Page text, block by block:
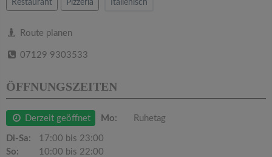
Restaurant Pizzeria Italienisch
Route planen
07129 9303533
ÖFFNUNGSZEITEN
Derzeit geöffnet Mo: Ruhetag
Di-Sa:
17:00 bis 23:00
So:
10:00 bis 22:00
i
a